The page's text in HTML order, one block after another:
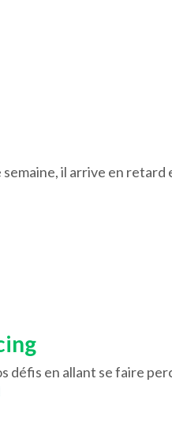
il arrive en retard
défis en allant se faire